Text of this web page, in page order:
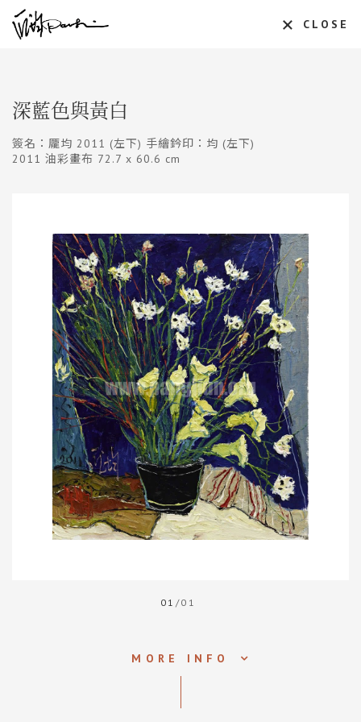
CLOSE
深藍色與黃白
簽名：龎均 2011 (左下) 手繪鈐印：均 (左下)
2011 油彩畫布 72.7 x 60.6 cm
01 /01
MORE INFO